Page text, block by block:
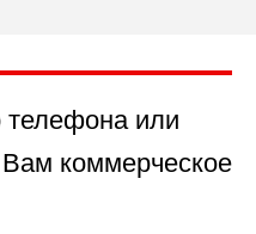
телефона или
коммерческое